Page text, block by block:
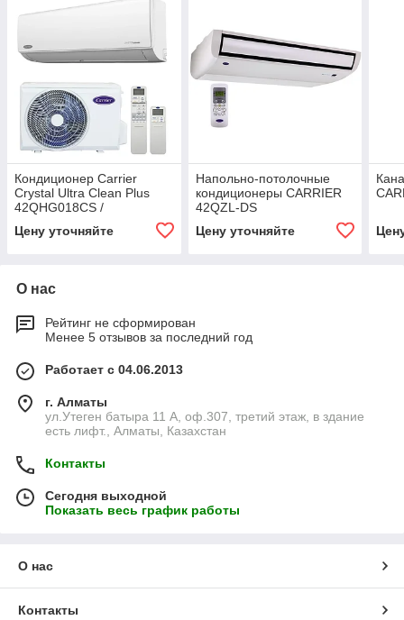
Кондиционер Carrier
Crystal Ultra Clean Plus
42QHG018СS /
Цену уточняйте
Напольно-потолочные
кондиционеры CARRIER
42QZL-DS
Цену уточняйте
О нас
Рейтинг не сформирован
Менее 5 отзывов за последний год
Работает с 04.06.2013
г. Алматы
ул.Утеген батыра 11 А, оф.307, третий этаж, в здание
есть лифт., Алматы, Казахстан
Контакты
Сегодня выходной
Показать весь график работы
О нас
Контакты